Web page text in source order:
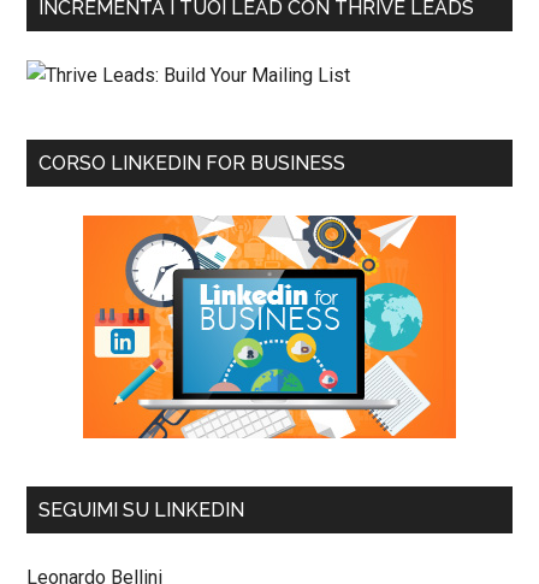
INCREMENTA I TUOI LEAD CON THRIVE LEADS
CORSO LINKEDIN FOR BUSINESS
SEGUIMI SU LINKEDIN
Leonardo Bellini